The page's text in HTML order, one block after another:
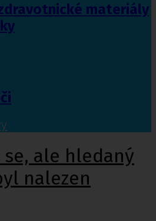
materiály
ale hledaný
nalezen